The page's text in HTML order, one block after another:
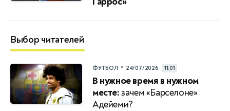
Выбор читателей
ФУТБОЛ • 24/07/2026 11:01
В нужное время в нужном
месте:зачем «Барселоне»
Адейеми?